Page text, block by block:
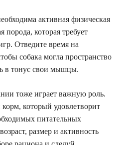
активная физическая
порода, которая требует
Отведите время на
собака могла пространство
в тонус свои мышцы.
тоже играет важную роль.
который удовлетворит
питательных
размер и активность